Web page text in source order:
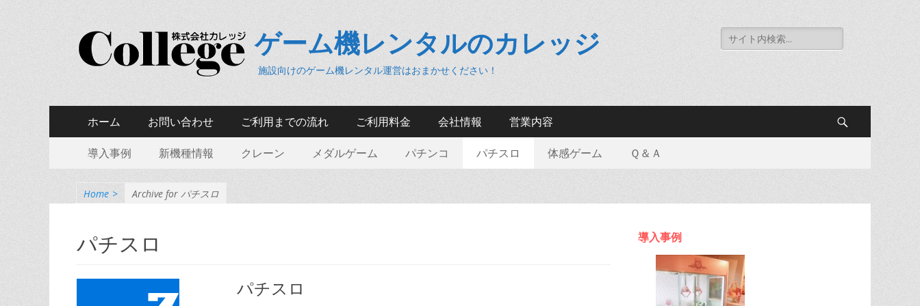
ゲーム機レンタルのカレッジ
施設向けのゲーム機レンタル運営はおまかせください！
Search
for:
Primary Menu
content
ホーム お問い合わせ ご利用までの流れ ご利用料金 会社情報 営業内容
Secondary Menu
導入事例 新機種情報 クレーン メダルゲーム パチンコ パチスロ 体感ゲーム Ｑ＆Ａ
Home > Archive for パチスロ
パチスロ
パチスロ
導入事例